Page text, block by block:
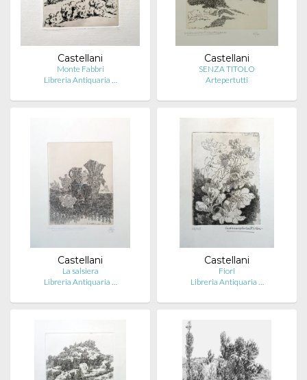
Castellani
Monte Fabbri
Libreria Antiquaria …
Castellani
SENZA TITOLO
Artepertutti
Castellani
La salsiera
Libreria Antiquaria …
Castellani
Fiori
Libreria Antiquaria …